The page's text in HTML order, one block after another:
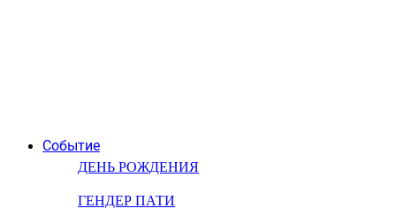
Событие
ДЕНЬ РОЖДЕНИЯ
ГЕНДЕР ПАТИ